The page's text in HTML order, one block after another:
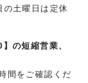
の土曜日は定休
の短縮営業、
間をご確認くだ
2日曜日